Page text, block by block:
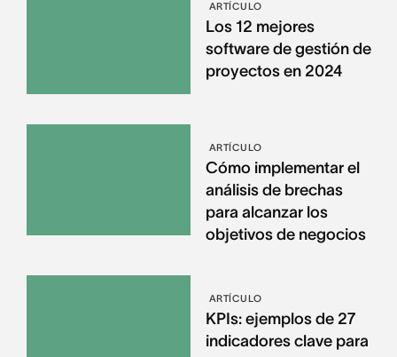
ARTÍCULO
Los 12 mejores
software de gestión de
proyectos en 2024
ARTÍCULO
Cómo implementar el
análisis de brechas
para alcanzar los
objetivos de negocios
ARTÍCULO
KPIs: ejemplos de 27
indicadores clave para